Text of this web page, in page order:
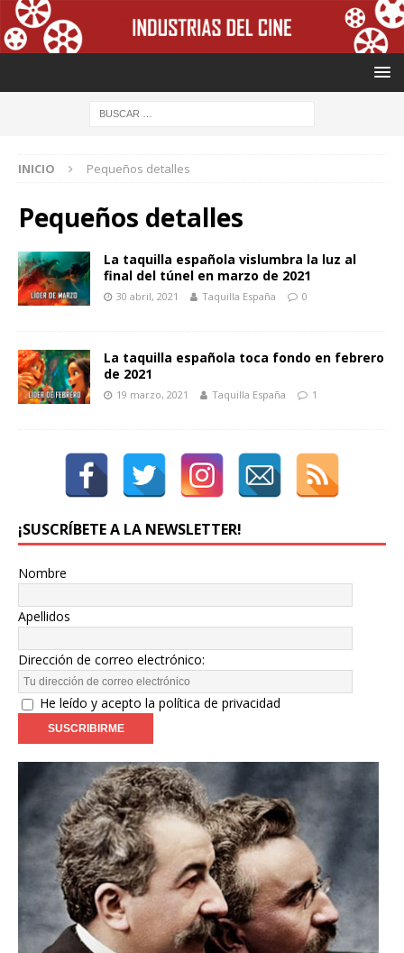
INICIO Pequeños detalles
Pequeños detalles
La taquilla española vislumbra la luz al
final del túnel en marzo de 2021
30 abril, 2021 Taquilla España 0
La taquilla española toca fondo en febrero
de 2021
19 marzo, 2021 Taquilla España 1
¡SUSCRÍBETE A LA NEWSLETTER!
Nombre
Apellidos
Dirección de correo electrónico:
He leído y acepto la política de privacidad